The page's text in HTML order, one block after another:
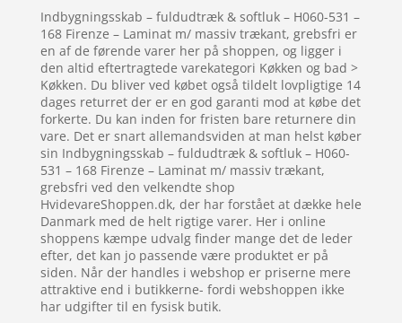
Indbygningsskab – fuldudtræk & softluk – H060-531 –
168 Firenze – Laminat m/ massiv trækant, grebsfri er
en af de førende varer her på shoppen, og ligger i
den altid eftertragtede varekategori Køkken og bad >
Køkken. Du bliver ved købet også tildelt lovpligtige 14
dages returret der er en god garanti mod at købe det
forkerte. Du kan inden for fristen bare returnere din
vare. Det er snart allemandsviden at man helst køber
sin Indbygningsskab – fuldudtræk & softluk – H060-
531 – 168 Firenze – Laminat m/ massiv trækant,
grebsfri ved den velkendte shop
HvidevareShoppen.dk, der har forstået at dække hele
Danmark med de helt rigtige varer. Her i online
shoppens kæmpe udvalg finder mange det de leder
efter, det kan jo passende være produktet er på
siden. Når der handles i webshop er priserne mere
attraktive end i butikkerne- fordi webshoppen ikke
har udgifter til en fysisk butik.